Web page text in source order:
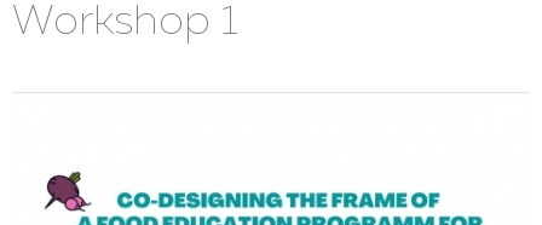
Workshop 1